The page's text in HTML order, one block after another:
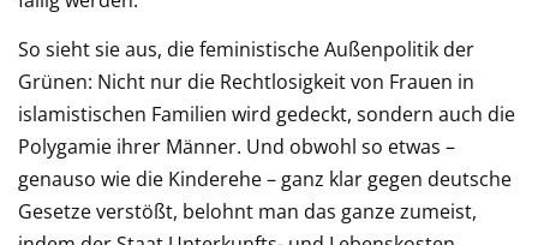
So sieht sie aus, die feministische Außenpolitik der
Grünen: Nicht nur die Rechtlosigkeit von Frauen in
islamistischen Familien wird gedeckt, sondern auch die
Polygamie ihrer Männer. Und obwohl so etwas –
genauso wie die Kinderehe – ganz klar gegen deutsche
Gesetze verstößt, belohnt man das ganze zumeist,